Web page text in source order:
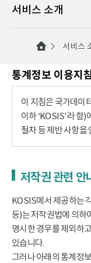
서비스 소개
서비스
통계정보 이용지침
이 지침은 국가데이
이하 ‘KOSIS'라 함)
절차 등 제반 사항을
저작권 관련 안
KOSIS에서 제공하는
등)는 저작권법에 의하
명시한 경우를 제외하
있습니다.
그러나 아래의 통계정